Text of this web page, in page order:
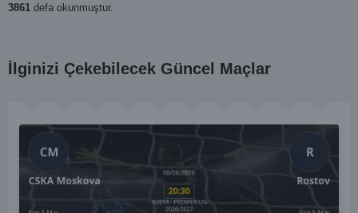
3861 defa okunmuştur.
İlginizi Çekebilecek Güncel Maçlar